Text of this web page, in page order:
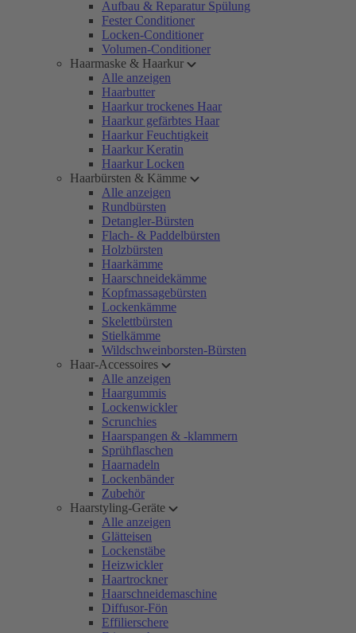
Aufbau & Reparatur Spülung
Fester Conditioner
Locken-Conditioner
Volumen-Conditioner
Haarmaske & Haarkur
Alle anzeigen
Haarbutter
Haarkur trockenes Haar
Haarkur gefärbtes Haar
Haarkur Feuchtigkeit
Haarkur Keratin
Haarkur Locken
Haarbürsten & Kämme
Alle anzeigen
Rundbürsten
Detangler-Bürsten
Flach- & Paddelbürsten
Holzbürsten
Haarkämme
Haarschneidekämme
Kopfmassagebürsten
Lockenkämme
Skelettbürsten
Stielkämme
Wildschweinborsten-Bürsten
Haar-Accessoires
Alle anzeigen
Haargummis
Lockenwickler
Scrunchies
Haarspangen & -klammern
Sprühflaschen
Haarnadeln
Lockenbänder
Zubehör
Haarstyling-Geräte
Alle anzeigen
Glätteisen
Lockenstäbe
Heizwickler
Haartrockner
Haarschneidemaschine
Diffusor-Fön
Effilierschere